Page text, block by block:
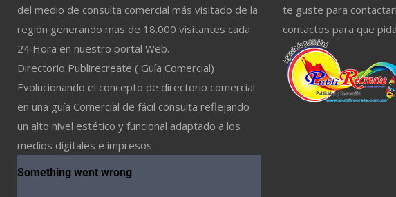
del medio de consulta comercial más visitado de la
región generando mas de 18.000 visitantes cada
24 Hora en nuestro portal Web.
Directorio Publirecreate ( Guía Comercial)
Evolucionando el concepto de directorio comercial
en una guía Comercial de fácil consulta reflejando
un alto nivel estético y funcional adaptado a los
medios digitales e impresos.
te guste para
contactos para que